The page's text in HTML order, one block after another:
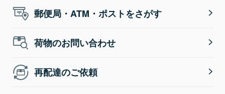
郵便局・ATM・ポストをさがす
荷物のお問い合わせ
再配達のご依頼